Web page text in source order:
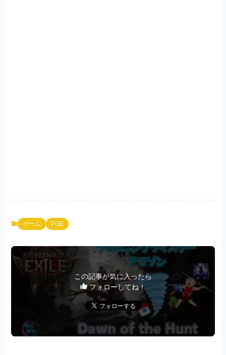
ゲーム POE
この記事が気に入ったら
フォローしてね！